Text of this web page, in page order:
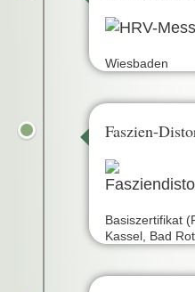
Wiesbaden
Faszien-
Basiszertifikat
Kassel, Bad